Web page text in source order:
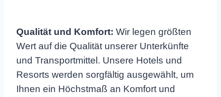
Qualität und Komfort: Wir legen größten
Wert auf die Qualität unserer Unterkünfte
und Transportmittel. Unsere Hotels und
Resorts werden sorgfältig ausgewählt, um
Ihnen ein Höchstmaß an Komfort und